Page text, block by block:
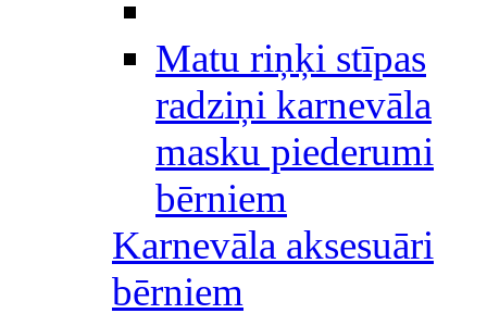
Matu riņķi stīpas
radziņi karnevāla
masku piederumi
bērniem
Karnevāla aksesuāri
bērniem